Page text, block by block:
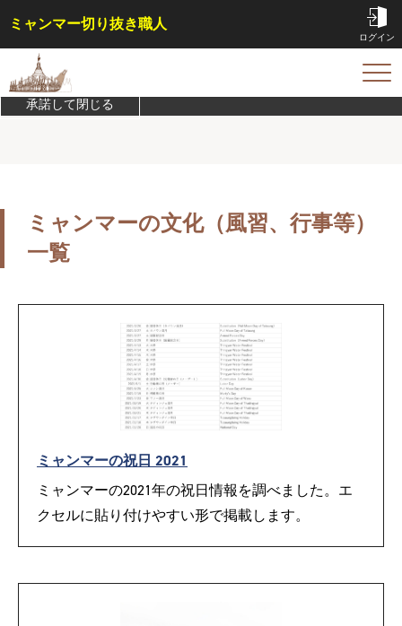
このサイトは機能実現/改善のためにCookieを利用します。
プライバシ
ーポリシーを確認
承諾して閉じる
ミャンマー切り抜き職人
ログイン
TOP
サービス内容・料金
コラム
お問い合わせ
ミャンマーの文化（風習、行事等）
一覧
ミャンマーの祝日 2021
ミャンマーの2021年の祝日情報を調べました。エ
クセルに貼り付けやすい形で掲載します。